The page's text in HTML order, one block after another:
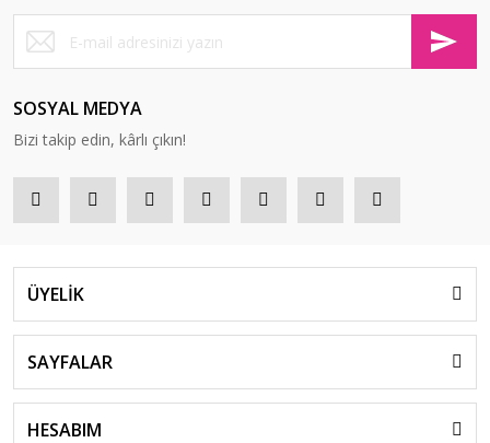
SOSYAL MEDYA
Bizi takip edin, kârlı çıkın!
ÜYELİK
SAYFALAR
HESABIM